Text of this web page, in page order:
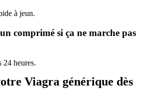
à jeun.
comprimé si ça ne marche pas
24 heures.
Viagra générique dès